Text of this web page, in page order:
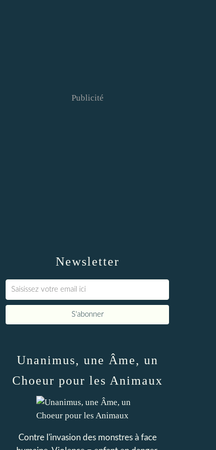
Newsletter
Publicité
Unanimus, une Âme, un
Choeur pour les Animaux
Contre l'invasion des monstres à face